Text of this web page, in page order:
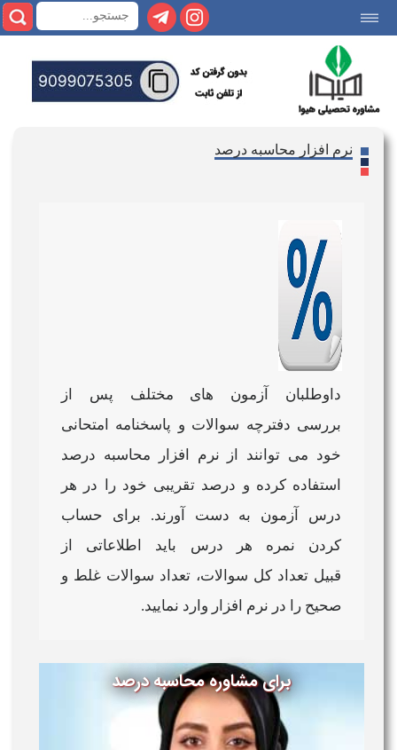
|||
نرم افزار محاسبه درصد
داوطلبان آزمون های مختلف پس از
بررسی دفترچه سوالات و پاسخنامه امتحانی
خود می توانند از نرم افزار محاسبه درصد
استفاده کرده و درصد تقریبی خود را در هر
درس
آزمون به دست آورند. برای حساب
کردن نمره هر درس باید اطلاعاتی از
قبیل تعداد کل سوالات، تعداد سوالات غلط و
صحیح را در نرم افزار وارد نمایید.
برای مشاوره محاسبه درصد